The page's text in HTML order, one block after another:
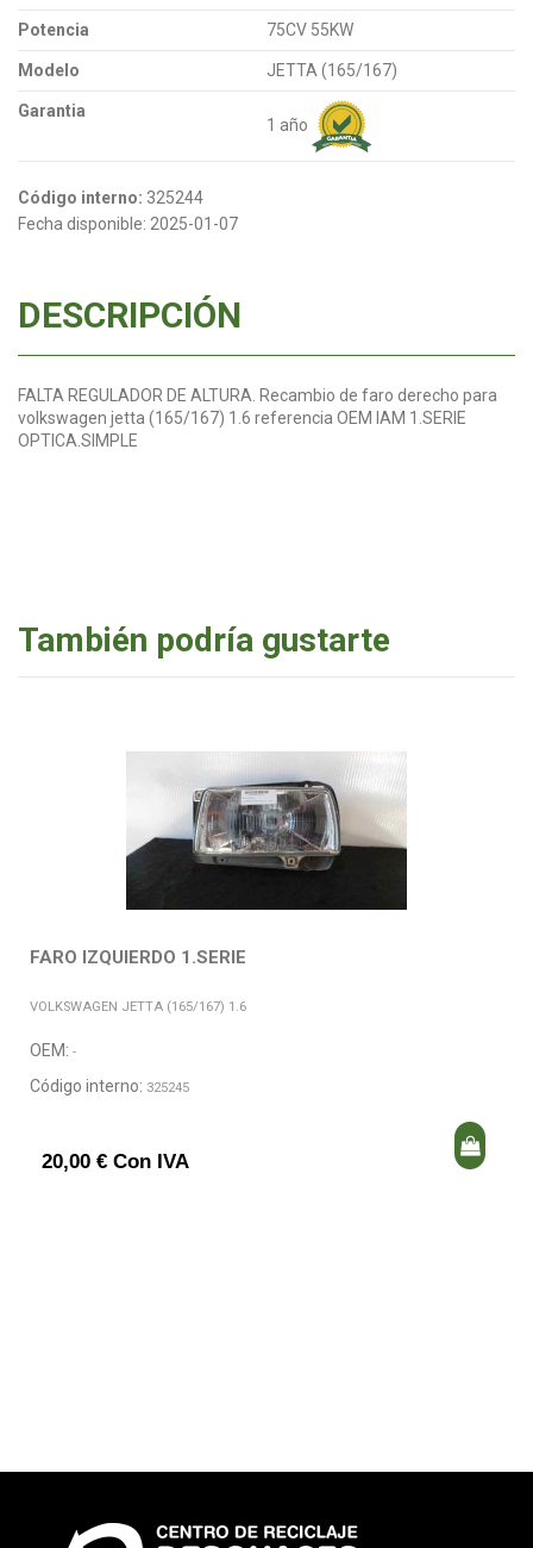
Potencia 75CV 55KW
Modelo JETTA (165/167)
Garantia
1 año
Código interno: 325244
Fecha disponible: 2025-01-07
DESCRIPCIÓN
FALTA REGULADOR DE ALTURA. Recambio de faro derecho para
volkswagen jetta (165/167) 1.6 referencia OEM IAM 1.SERIE
OPTICA.SIMPLE
También podría gustarte
FARO IZQUIERDO 1.SERIE
VOLKSWAGEN JETTA (165/167) 1.6
OEM: -
Código interno: 325245
20,00 € Con IVA